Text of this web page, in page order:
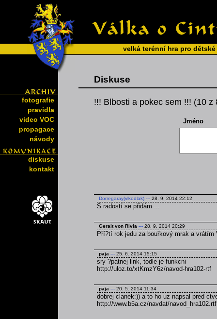
velká terénní hra pro
fotografie
pravidla
video VOC
propagace
návody
diskuse
kontakt
Diskuse
!!! Blbosti a pokec sem !!! (10 z
Jméno
Dorregaray(vlkodlak) --- 28. 9. 2014 22:12
S radostí se přidám ...
Geralt von Rivia --- 28. 9. 2014 20:29
Pří?tí rok jedu za bouřkový mrak a
paja --- 25. 6. 2014 15:15
sry ?patnej link, todle je funkcni
http://uloz.to/xtKmzY6z/navod-hra102-rtf
paja --- 20. 5. 2014 11:34
dobrej clanek:)) a to ho uz napsal pred
http://www.b5a.cz/navdat/navod_hra102.rtf